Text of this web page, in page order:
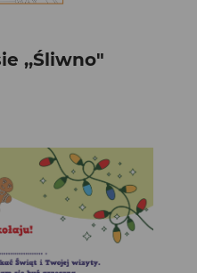
,,Śliwno"